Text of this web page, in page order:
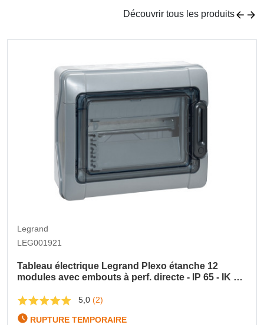
Découvrir tous les produits
Legrand
LEG001921
Tableau électrique Legrand Plexo étanche 12
modules avec embouts à perf. directe - IP 65 - IK 09
5,0 (2)
RUPTURE TEMPORAIRE